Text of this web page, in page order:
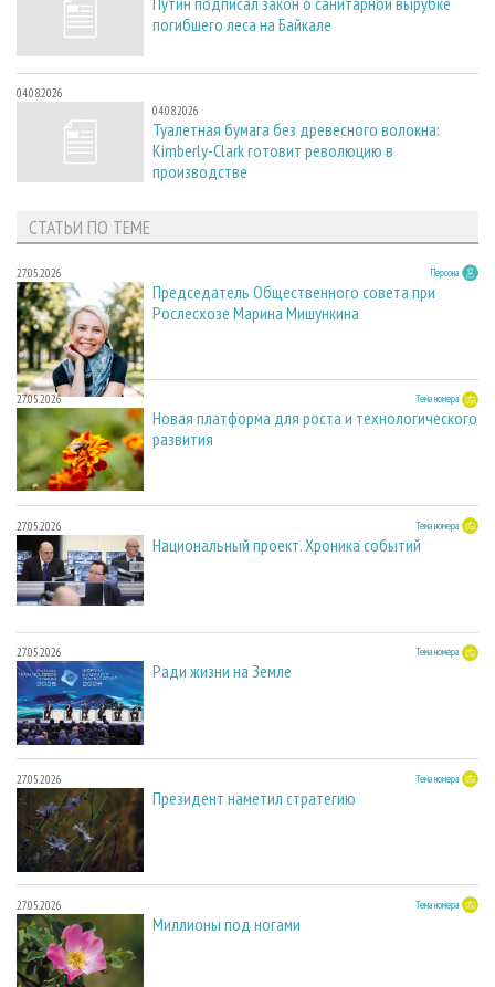
погибшего леса на Байкале
04.08.2026
04.08.2026
Туалетная бумага без древесного волокна:
Kimberly-Clark готовит революцию в
производстве
СТАТЬИ ПО ТЕМЕ
27.05.2026 Персона
Председатель Общественного совета при
Рослесхозе Марина Мишункина
27.05.2026 Тема номера
Новая платформа для роста и технологического
развития
27.05.2026 Тема номера
Национальный проект. Хроника событий
27.05.2026 Тема номера
Ради жизни на Земле
27.05.2026 Тема номера
Президент наметил стратегию
27.05.2026 Тема номера
Миллионы под ногами